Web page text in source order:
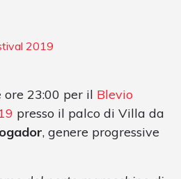
2019
23:00 per il Blevio
presso il palco di Villa da
, genere progressive